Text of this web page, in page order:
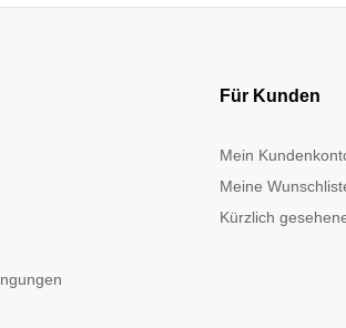
Für Kunden
Mein
Meine
Kürzlich